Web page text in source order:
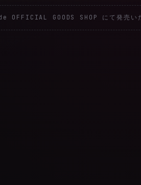
OFFICIAL GOODS SHOP にて発売い